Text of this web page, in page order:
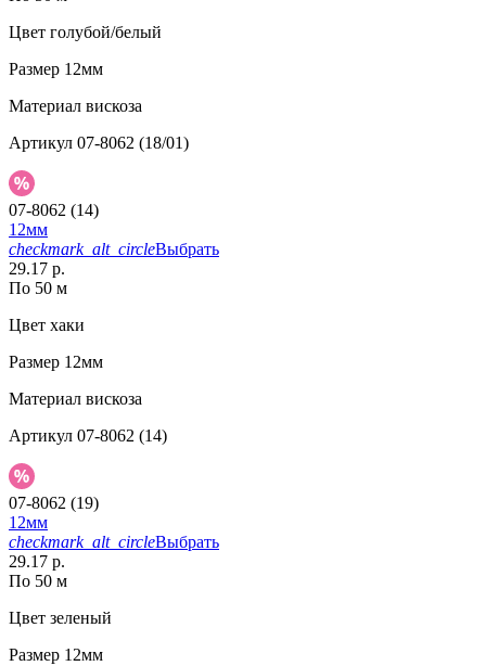
Цвет голубой/белый
Размер 12мм
Материал вискоза
Артикул 07-8062 (18/01)
07-8062 (14)
12мм
checkmark_alt_circleВыбрать
29.17 р.
По 50 м
Цвет хаки
Размер 12мм
Материал вискоза
Артикул 07-8062 (14)
07-8062 (19)
12мм
checkmark_alt_circleВыбрать
29.17 р.
По 50 м
Цвет зеленый
Размер 12мм